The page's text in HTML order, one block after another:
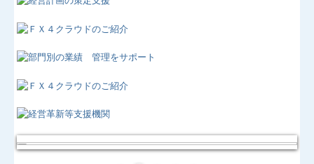
セミナー案内
関連リンク集
リンク集
お問合せ
円滑な事業承継を支援